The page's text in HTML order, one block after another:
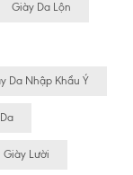
Giày Da Lộn
Da Nhập Khẩu Ý
Giày Lười